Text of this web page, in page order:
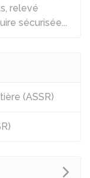
relevé
sécurisée...
(ASSR)